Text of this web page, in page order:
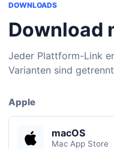
DOWNLOADS
Download
Jeder Plattform-Link
Varianten sind
Apple
macOS
Mac App Store